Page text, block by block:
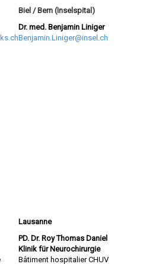
Biel / Bern (Inselspital)
Dr. med. Benjamin Liniger
Benjamin.Liniger@insel.ch
Lausanne
PD. Dr. Roy Thomas Daniel
Klinik für Neurochirurgie
Bâtiment hospitalierCHUV